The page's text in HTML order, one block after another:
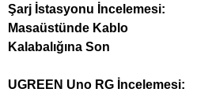
Şarj İstasyonu İncelemesi:
Masaüstünde Kablo
Kalabalığına Son
UGREEN Uno RG İncelemesi: